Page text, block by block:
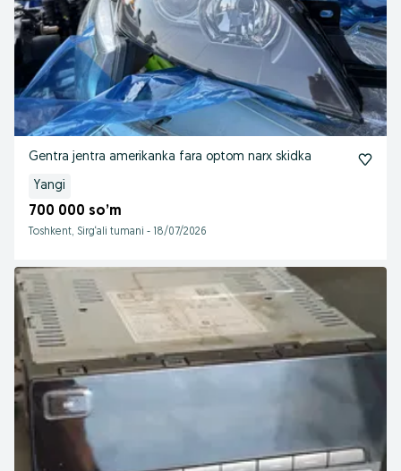
Gentra jentra amerikanka fara optom narx skidka
Yangi
700 000 so’m
Toshkent, Sirg‘ali tumani - 18/07/2026